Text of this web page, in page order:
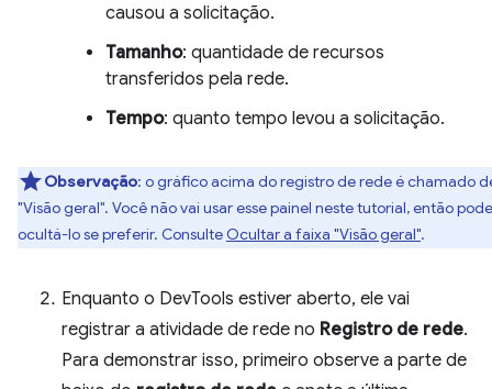
causou a solicitação.
Tamanho: quantidade de recursos
transferidos pela rede.
Tempo: quanto tempo levou a solicitação.
Observação: o gráfico acima do registro de rede é chamado
"Visão geral". Você não vai usar esse painel neste tutorial, então pode
ocultá-lo se preferir. Consulte Ocultar a faixa "Visão geral".
Enquanto o DevTools estiver aberto, ele vai
registrar a atividade de rede no Registro de rede.
Para demonstrar isso, primeiro observe a parte de